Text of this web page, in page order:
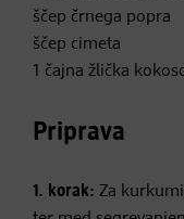
ščep črnega popra
ščep cimeta
1 čajna žlička
Priprava
1. korak: Za